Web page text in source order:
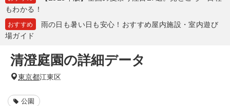
もわかる！
おすすめ
雨の日も暑い日も安心！おすすめ屋内施設・室内遊び
場ガイド
清澄庭園の詳細データ
東京都江東区
公園